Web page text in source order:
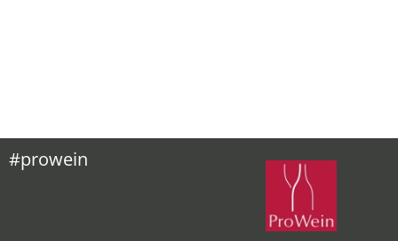
#prowein